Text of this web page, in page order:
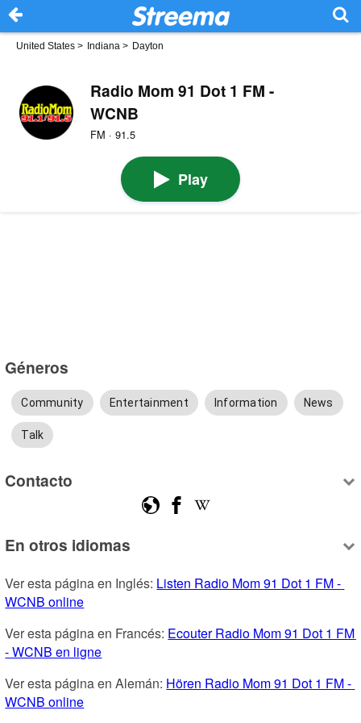
United States > Indiana > Dayton
Radio Mom 91 Dot 1 FM -
WCNB
FM · 91.5
Play
Géneros
Community Entertainment Information News
Talk
Contacto
En otros idiomas
Ver esta página en Inglés: Listen Radio Mom 91 Dot 1 FM -
WCNB online
Ver esta página en Francés: Ecouter Radio Mom 91 Dot 1 FM
- WCNB en ligne
Ver esta página en Alemán: Hören Radio Mom 91 Dot 1 FM -
WCNB online